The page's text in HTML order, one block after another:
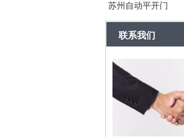
苏州自动平开门
联系我们